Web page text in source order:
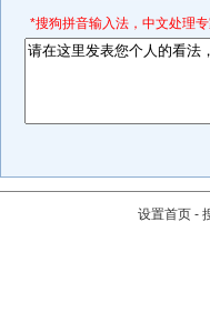
*搜狗拼音输入法，中文处理
设置首页 -